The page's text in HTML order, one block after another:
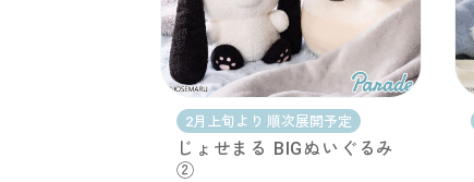
2月上旬より 順次展開予定
じょせまる BIGぬいぐるみ
②